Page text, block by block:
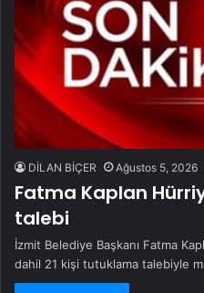
DİLAN BİÇER Ağustos 5, 2026
Fatma Kaplan
talebi
İzmit Belediye Başkanı Fatma
dahil 21 kişi tutuklama talebiyle